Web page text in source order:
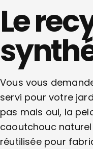
Le
Vous vous
servi pour votre
pas mais oui, la
caoutchouc
réutilisée pour